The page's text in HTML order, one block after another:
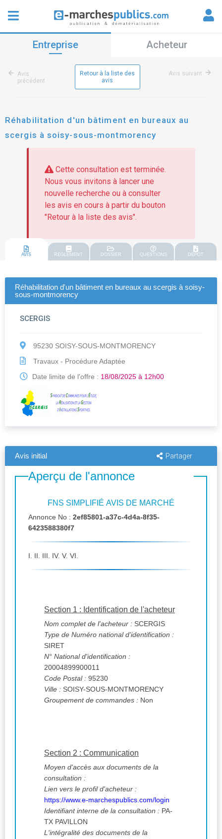
Entreprise Acheteur
Avis
précédent
Retour à la liste des
avis
Avis suivant
Réhabilitation d'un bâtiment en bureaux au
scergis à soisy-sous-montmorency
Cette consultation est terminée.
Nous vous invitons à lancer une
nouvelle recherche ou à consulter
les avis en cours à partir du bouton
"Retour à la liste des avis".
AVIS REGLEMENT DOSSIER QUESTIONS DEPOT
Réhabilitation d'un bâtiment en bureaux au scergis à soisy-
sous-montmorency
SCERGIS
95230 SOISY-SOUS-MONTMORENCY
Travaux - Procédure Adaptée
Date limite de l'offre : 18/08/2025 à 12h00
Avis initial Partager
Aperçu de l'annonce
FNS SIMPLIFIÉ AVIS DE MARCHÉ
Annonce No : 2ef85801-a37c-4d4a-8f35-
6423588380f7
I. II. III. IV. V. VI.
Section 1 : Identification de l'acheteur
Nom complet de l'acheteur : SCERGIS
Type de Numéro national d'identification :
SIRET
N° National d'identification :
20004899900011
Code Postal : 95230
Ville : SOISY-SOUS-MONTMORENCY
Groupement de commandes : Non
Section 2 : Communication
Moyen d'accès aux documents de la
consultation :
Lien vers le profil d'acheteur :
https://www.e-marchespublics.com/login
Identifiant interne de la consultation : PA-
TX PAVILLON
L'intégralité des documents de la